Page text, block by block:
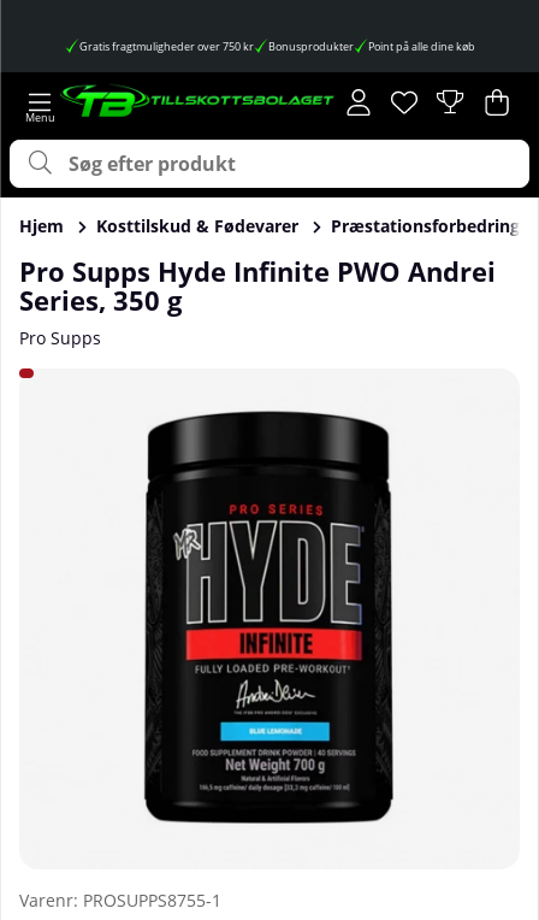
Gratis fragtmuligheder over 750 kr Bonusprodukter Point på alle dine køb
Ønskeliste
Antal på
. .
Hjem Kosttilskud & Fødevarer Præstationsforbedringer
Pro Supps Hyde Infinite PWO Andrei
Series, 350 g
Pro Supps
Produktbilleder Pro Supps Hyde Infinite PWO Andrei
Varenr: PROSUPPS8755-1